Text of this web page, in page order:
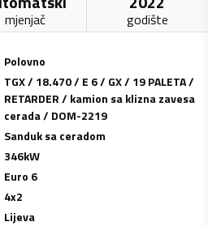
mjenjač godište
Polovno
TGX / 18.470 / E 6 / GX / 19 PALETA /
RETARDER / kamion sa klizna zavesa
cerada / DOM-2219
Sanduk sa ceradom
346kW
Euro 6
4x2
Lijeva